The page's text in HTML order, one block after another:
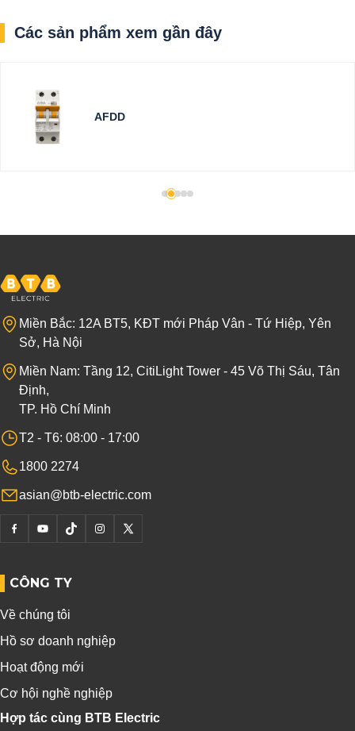
Các sản phẩm xem gần đây
AFDD
Miền Bắc: 12A BT5, KĐT mới Pháp Vân - Tứ Hiệp, Yên
Sở, Hà Nội
Miền Nam: Tầng 12, CitiLight Tower - 45 Võ Thị Sáu, Tân
Định,
TP. Hồ Chí Minh
T2 - T6: 08:00 - 17:00
1800 2274
asian@btb-electric.com
CÔNG TY
Về chúng tôi
Hồ sơ doanh nghiệp
Hoạt động mới
Cơ hội nghề nghiệp
Hợp tác cùng BTB Electric